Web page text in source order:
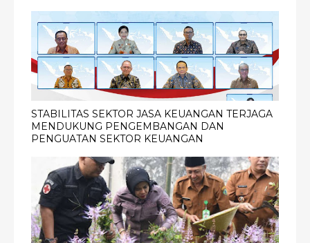
STABILITAS SEKTOR JASA KEUANGAN TERJAGA
MENDUKUNG PENGEMBANGAN DAN
PENGUATAN SEKTOR KEUANGAN